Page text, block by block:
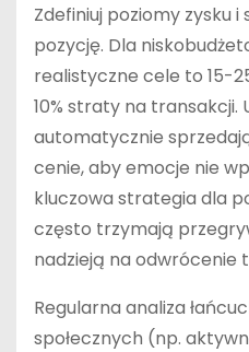
Zdefiniuj poziomy zysku
pozycję. Dla
realistyczne cele to 15-
10% straty na transakcji.
automatycznie
cenie, aby emocje nie
kluczowa strategia dla
często trzymają
nadzieją na odwrócenie
Regularna analiza
społecznych (np.